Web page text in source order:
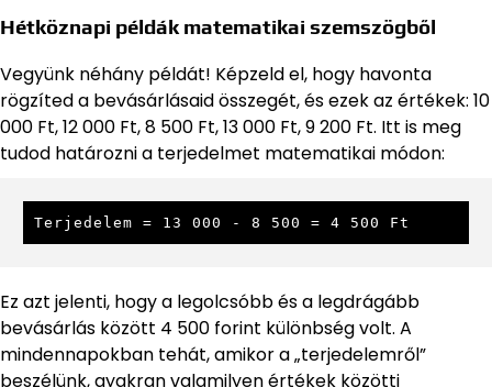
Hétköznapi példák matematikai szemszögből
Vegyünk néhány példát! Képzeld el, hogy havonta
rögzíted a bevásárlásaid összegét, és ezek az értékek: 10
000 Ft, 12 000 Ft, 8 500 Ft, 13 000 Ft, 9 200 Ft. Itt is meg
tudod határozni a terjedelmet matematikai módon:
Terjedelem = 13 000 - 8 500 = 4 500 Ft
Ez azt jelenti, hogy a legolcsóbb és a legdrágább
bevásárlás között 4 500 forint különbség volt. A
mindennapokban tehát, amikor a „terjedelemről”
beszélünk, gyakran valamilyen értékek közötti